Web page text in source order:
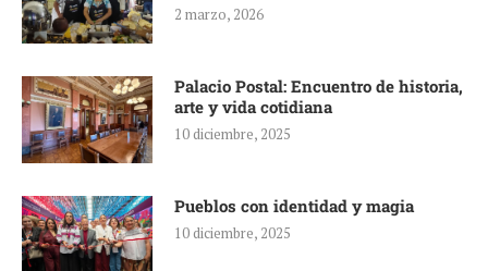
2 marzo, 2026
Palacio Postal: Encuentro de historia,
arte y vida cotidiana
10 diciembre, 2025
Pueblos con identidad y magia
10 diciembre, 2025